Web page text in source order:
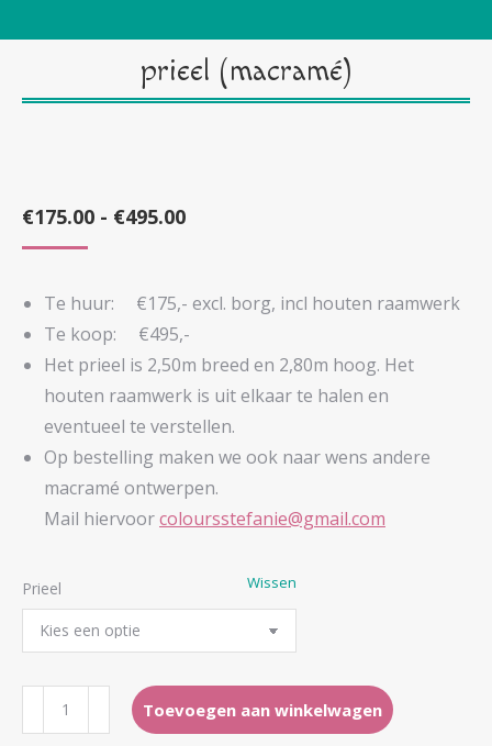
prieel (macramé)
€175.00 - €495.00Prijsklasse:
€495.00
Te huur: €175,- excl. borg, incl houten raamwerk
Te koop: €495,-
Het prieel is 2,50m breed en 2,80m hoog. Het
houten raamwerk is uit elkaar te halen en
eventueel te verstellen.
Op bestelling maken we ook naar wens andere
macramé ontwerpen.
Mail hiervoorcoloursstefanie@gmail.com
Prieel Wissen
prieel
(macramé)
Toevoegen aan winkelwagen